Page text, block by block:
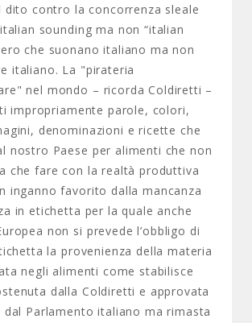
dito contro la concorrenza sleale
sounding ma non “italian
che suonano italiano ma non
italiano. La "pirateria
nel mondo – ricorda Coldiretti –
impropriamente parole, colori,
denominazioni e ricette che
nostro Paese per alimenti che non
che fare con la realtà produttiva
inganno favorito dalla mancanza
in etichetta per la quale anche
non si prevede l’obbligo di
la provenienza della materia
negli alimenti come stabilisce
dalla Coldiretti e approvata
dal Parlamento italiano ma rimasta